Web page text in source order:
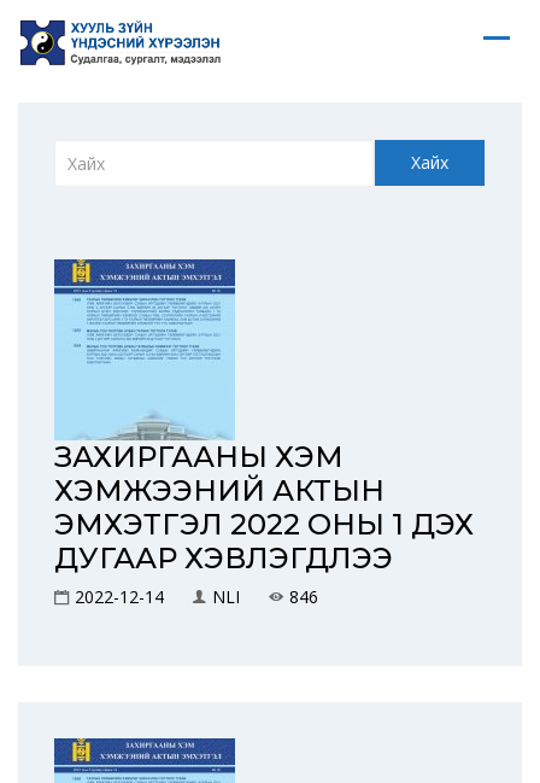
Хайх
ЗАХИРГААНЫ ХЭМ
ХЭМЖЭЭНИЙ АКТЫН
ЭМХЭТГЭЛ 2022 ОНЫ 1 ДЭХ
ДУГААР ХЭВЛЭГДЛЭЭ
2022-12-14 NLI 846